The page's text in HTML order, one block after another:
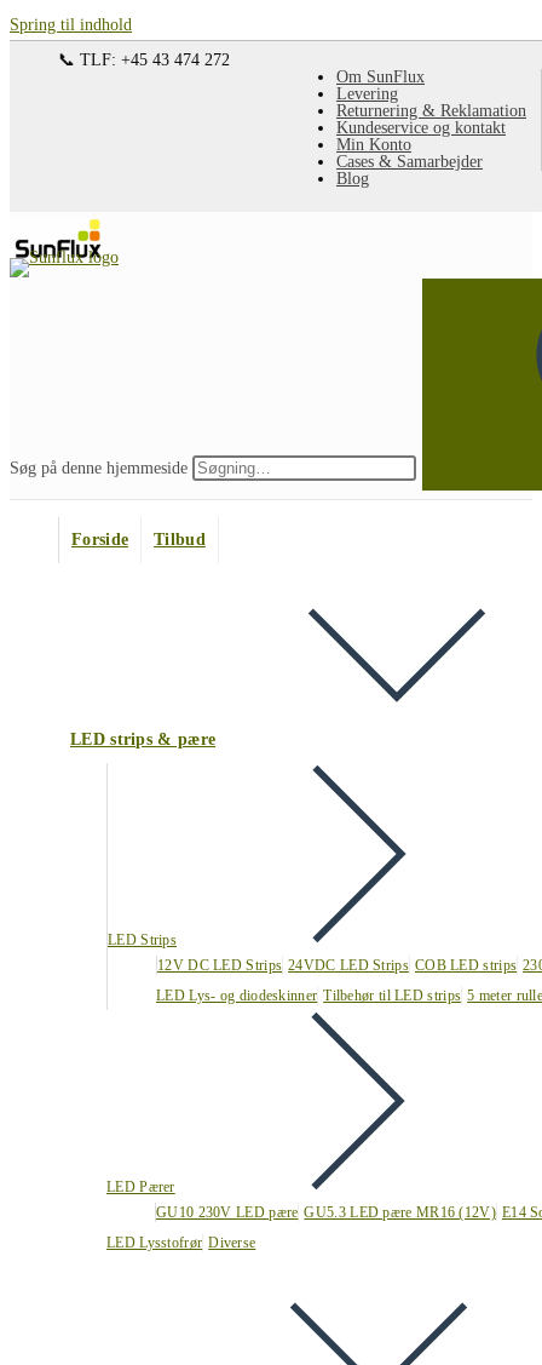
Spring til indhold
Om SunFlux
Levering
Returnering & Reklamation
Kundeservice og kontakt
Min Konto
Cases & Samarbejder
Blog
📞 TLF: +45 43 474 272
Søg på denne hjemmeside
Forside Tilbud
LED strips & pære
LED Strips
12V DC LED Strips 24VDC LED Strips COB LED strips
LED Lys- og diodeskinner Tilbehør til LED strips 5 meter
LED Pærer
GU10 230V LED pære GU5.3 LED pære MR16 (12V) E14
LED Lysstofrør Diverse